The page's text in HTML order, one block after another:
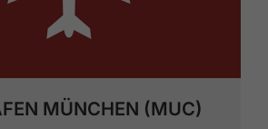
MÜNCHEN (MUC)